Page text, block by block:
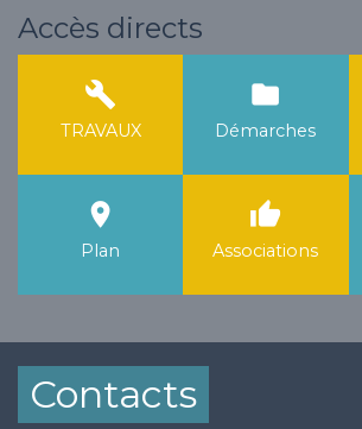
Accès directs
build
TRAVAUX
folder
Démarches
room
Plan
thumb_up
Associations
Contacts